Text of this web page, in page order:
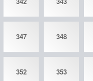
347 348
352 353